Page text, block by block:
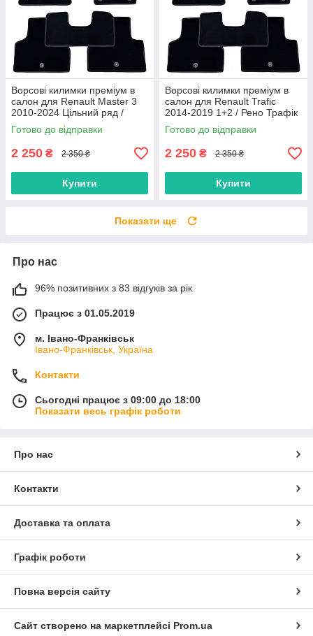
Ворсові килимки преміум в
салон для Renault Master 3
2010-2024 Цільний ряд /
Рено Мастер 3 килимки
Готово до відправки
2 250 ₴ 2 350 ₴
Купити
Ворсові килимки преміум в
салон для Renault Trafic
2014-2019 1+2 / Рено Трафік
килимки
Готово до відправки
2 250 ₴ 2 350 ₴
Купити
Показати ще
Про нас
96% позитивних з 83 відгуків за рік
Працює з 01.05.2019
м. Івано-Франківськ
Івано-Франківськ, Україна
Контакти
Сьогодні працює з 09:00 до 18:00
Показати весь графік роботи
Про нас
Контакти
Доставка та оплата
Графік роботи
Повна версія сайту
Сайт створено на маркетплейсі Prom.ua